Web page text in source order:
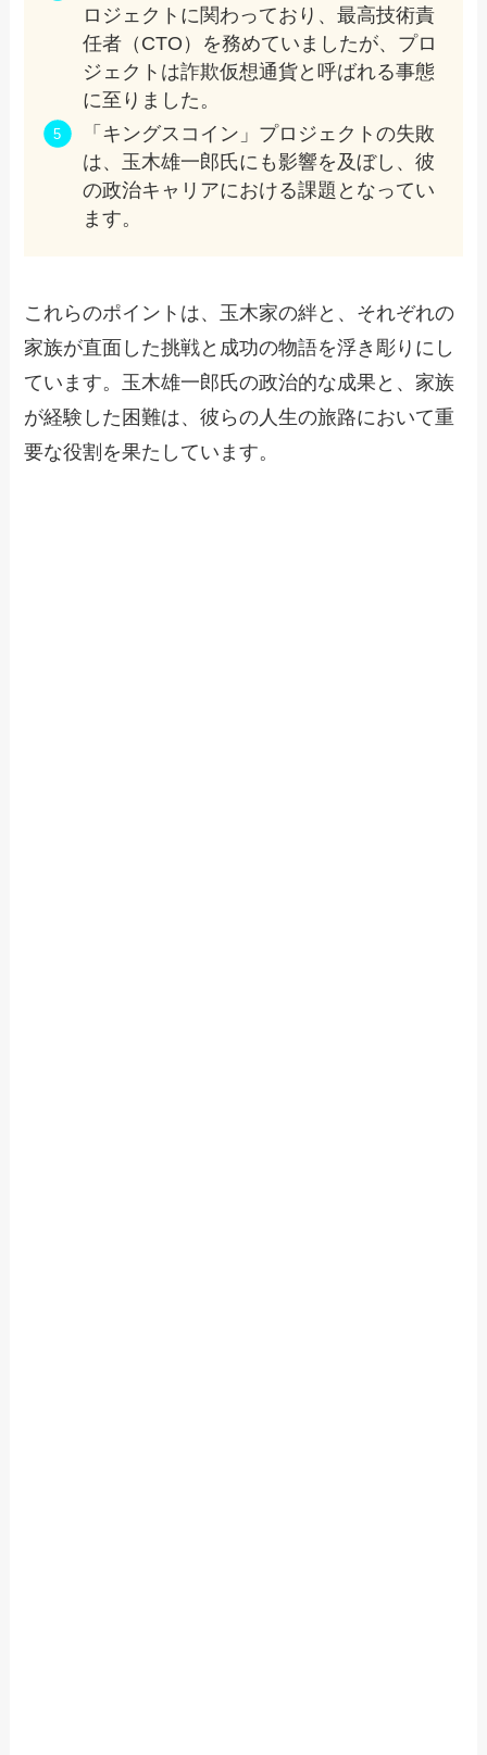
ロジェクトに関わっており、最高技術責
任者（CTO）を務めていましたが、プロ
ジェクトは詐欺仮想通貨と呼ばれる事態
に至りました。
「キングスコイン」プロジェクトの失敗
は、玉木雄一郎氏にも影響を及ぼし、彼
の政治キャリアにおける課題となってい
ます。
これらのポイントは、玉木家の絆と、それぞれの
家族が直面した挑戦と成功の物語を浮き彫りにし
ています。玉木雄一郎氏の政治的な成果と、家族
が経験した困難は、彼らの人生の旅路において重
要な役割を果たしています。